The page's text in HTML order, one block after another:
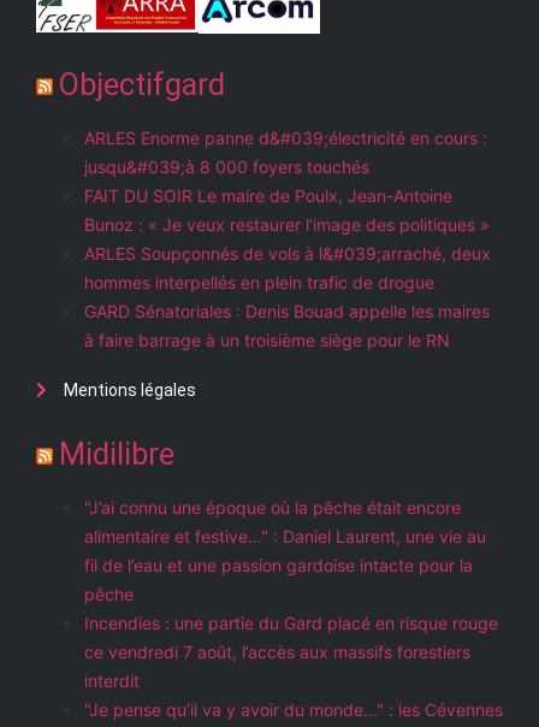
Objectifgard
ARLES Enorme panne d&#039;électricité en cours :
jusqu&#039;à 8 000 foyers touchés
FAIT DU SOIR Le maire de Poulx, Jean-Antoine
Bunoz : « Je veux restaurer l’image des politiques »
ARLES Soupçonnés de vols à l&#039;arraché, deux
hommes interpellés en plein trafic de drogue
GARD Sénatoriales : Denis Bouad appelle les maires
à faire barrage à un troisième siège pour le RN
Mentions légales
Midilibre
"J’ai connu une époque où la pêche était encore
alimentaire et festive…" : Daniel Laurent, une vie au
fil de l’eau et une passion gardoise intacte pour la
pêche
Incendies : une partie du Gard placé en risque rouge
ce vendredi 7 août, l’accès aux massifs forestiers
interdit
"Je pense qu’il va y avoir du monde..." : les Cévennes